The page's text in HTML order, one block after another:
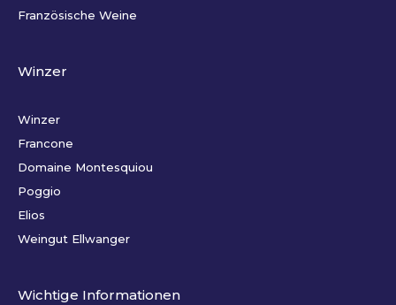
Französische Weine
Winzer
Winzer
Francone
Domaine Montesquiou
Poggio
Elios
Weingut Ellwanger
Wichtige Informationen